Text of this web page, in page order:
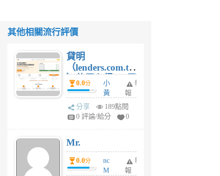
其他相關流行評價
貸明
（lenders.com.tw
）使用心得 — 民
間貸款比較平台
體驗
0.0分
小
黃
蜂
1
舉
報
分享
189點閱
0 評論/給分
0
Mr.
0.0分
nc
M
舉
報